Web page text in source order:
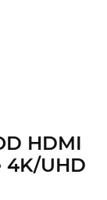
HDMI
UHD